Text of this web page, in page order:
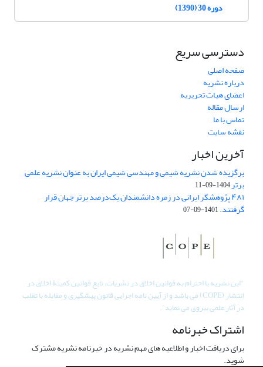
دوره 30 (1390)
دسترسی سریع
صفحه اصلی
درباره نشریه
اعضای هیات تحریریه
ارسال مقاله
تماس با ما
نقشه سایت
آخرین اخبار
برگزیده شدن نشریه شیمی و مهندسی شیمی ایران به عنوان نشریه علمی
برتر1404-09-11
۴۸۱ پژوهشگر ایرانی در زمره دانشمندان یک‌درصد برتر جهان قرار
گرفتند.1401-09-07
"این نشریه با احترام به قوانین اخلاق در نشریات، تابع قوانین کمیتۀ اخلاق در
انتشار (COPE) می باشد و از آیین نامه اجرایی قانون پیشگیری و مقابله با تقلب
در آثار علمی پیروی می نماید".
اشتراک خبرنامه
برای دریافت اخبار و اطلاعیه های مهم نشریه در خبرنامه نشریه مشترک
شوید.